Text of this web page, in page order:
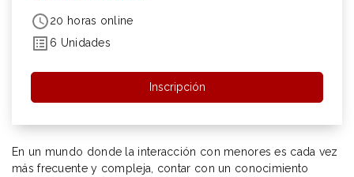
20 horas online
6 Unidades
Inscripción
En un mundo donde la interacción con menores es cada vez
más frecuente y compleja, contar con un conocimiento